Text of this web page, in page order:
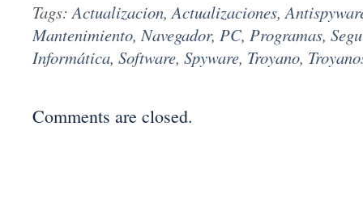
Tags:Actualizacion,Actualizaciones,
Mantenimiento,Navegador, PC, Programas,
Informática, Software, Spyware, Troyano,
Comments are closed.